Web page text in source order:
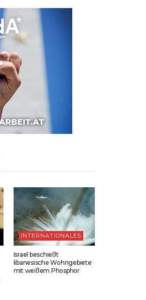
INTERNATIONALES
Israel beschießt
libanesische Wohngebiete
mit weißem Phosphor